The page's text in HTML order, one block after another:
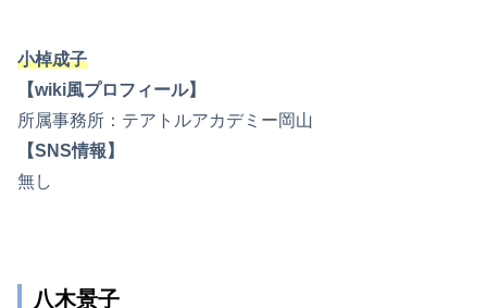
小棹成子
【wiki風プロフィール】
所属事務所：テアトルアカデミー岡山
【SNS情報】
無し
八木景子